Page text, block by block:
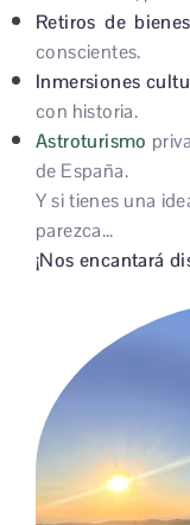
Retiros de
conscientes.
Inmersiones
con historia.
Astroturismo
de España.
Y si tienes una
parezca…
¡Nos encantará